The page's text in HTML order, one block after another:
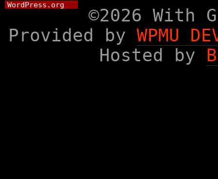
WordPress.org
©2026 With
Provided by WPMU
Hosted by